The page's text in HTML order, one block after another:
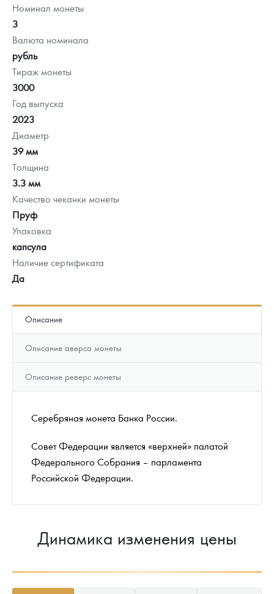
Номинал монеты
3
Валюта номинала
рубль
Тираж монеты
3000
Год выпуска
2023
Диаметр
39 мм
Толщина
3.3 мм
Качество чеканки монеты
Пруф
Упаковка
капсула
Наличие сертификата
Да
Описание
Описание аверса монеты
Описание реверс монеты
Серебряная монета Банка России.
Совет Федерации является «верхней» палатой
Федерального Собрания – парламента
Российской Федерации.
Динамика изменения цены